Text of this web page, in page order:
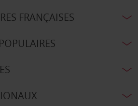
FRANÇAISES